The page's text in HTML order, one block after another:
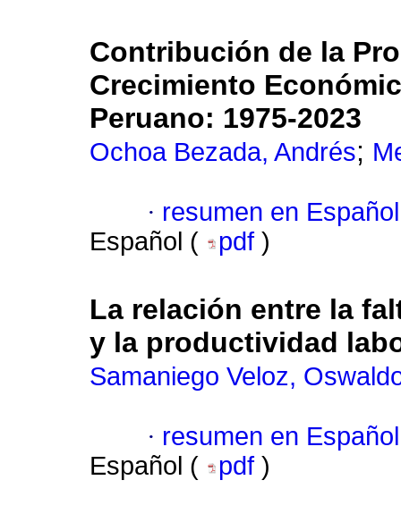
Contribución de la
Crecimiento
Peruano: 1975-2023
Ochoa Bezada, Andrés;
· resumen en Español
Español (
pdf )
La relación entre la
y la productividad
Samaniego Veloz,
· resumen en Español
Español (
pdf )